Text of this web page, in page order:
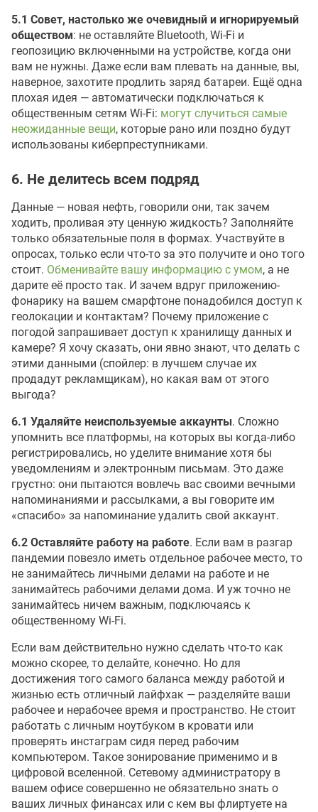
5.1 Совет, настолько же очевидный и игнорируемый
обществом: не оставляйте Bluetooth, Wi-Fi и
геопозицию включенными на устройстве, когда они
вам не нужны. Даже если вам плевать на данные, вы,
наверное, захотите продлить заряд батареи. Ещё одна
плохая идея — автоматически подключаться к
общественным сетям Wi-Fi: могут случиться самые
неожиданные вещи, которые рано или поздно будут
использованы киберпреступниками.
6. Не делитесь всем подряд
Данные — новая нефть, говорили они, так зачем
ходить, проливая эту ценную жидкость? Заполняйте
только обязательные поля в формах. Участвуйте в
опросах, только если что-то за это получите и оно того
стоит. Обменивайте вашу информацию с умом, а не
дарите её просто так. И зачем вдруг приложению-
фонарику на вашем смарфтоне понадобился доступ к
геолокации и контактам? Почему приложение с
погодой запрашивает доступ к хранилищу данных и
камере? Я хочу сказать, они явно знают, что делать с
этими данными (спойлер: в лучшем случае их
продадут рекламщикам), но какая вам от этого
выгода?
6.1 Удаляйте неиспользуемые аккаунты. Сложно
упомнить все платформы, на которых вы когда-либо
регистрировались, но уделите внимание хотя бы
уведомлениям и электронным письмам. Это даже
грустно: они пытаются вовлечь вас своими вечными
напоминаниями и рассылками, а вы говорите им
«спасибо» за напоминание удалить свой аккаунт.
6.2 Оставляйте работу на работе. Если вам в разгар
пандемии повезло иметь отдельное рабочее место, то
не занимайтесь личными делами на работе и не
занимайтесь рабочими делами дома. И уж точно не
занимайтесь ничем важным, подключаясь к
общественному Wi-Fi.
Если вам действительно нужно сделать что-то как
можно скорее, то делайте, конечно. Но для
достижения того самого баланса между работой и
жизнью есть отличный лайфхак — разделяйте ваши
рабочее и нерабочее время и пространство. Не стоит
работать с личным ноутбуком в кровати или
проверять инстаграм сидя перед рабочим
компьютером. Такое зонирование применимо и в
цифровой вселенной. Сетевому администратору в
вашем офисе совершенно не обязательно знать о
ваших личных финансах или с кем вы флиртуете на